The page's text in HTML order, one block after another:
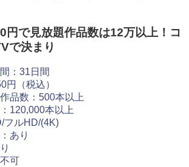
円で見放題作品数は12万以上！コ
で決まり
：31日間
円（税込）
品数：500本以上
120,000本以上
フルHD/(4K)
あり
可